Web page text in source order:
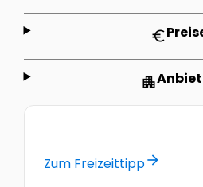
euro
apartment
Zum Freizeittipparrow_forward